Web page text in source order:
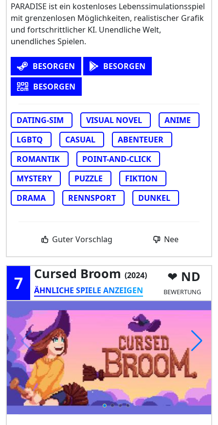
PARADISE ist ein kostenloses Lebenssimulationsspiel
mit grenzenlosen Möglichkeiten, realistischer Grafik
und fortschrittlicher KI. Unendliche Welt,
unendliches Spielen.
BESORGEN
BESORGEN
BESORGEN
DATING-SIM VISUAL NOVEL
ANIME
LGBTQ
CASUAL
ABENTEUER
ROMANTIK
POINT-AND-CLICK
MYSTERY
PUZZLE
FIKTION
DRAMA
RENNSPORT DUNKEL
Guter Vorschlag Nee
7 Cursed Broom (2024)
ÄHNLICHE SPIELE ANZEIGEN
ND
BEWERTUNG